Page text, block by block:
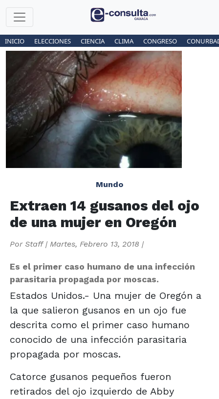
INICIO ELECCIONES CIENCIA CLIMA CONGRESO
Mundo
Extraen 14 gusanos del ojo
de una mujer en Oregón
Por Staff| Martes, Febrero 13, 2018 |
Es el primer caso humano de una infección
parasitaria propagada por moscas.
Estados Unidos.- Una mujer de Oregón a
la que salieron gusanos en un ojo fue
descrita como el primer caso humano
conocido de una infección parasitaria
propagada por moscas.
Catorce gusanos pequeños fueron
retirados del ojo izquierdo de Abby